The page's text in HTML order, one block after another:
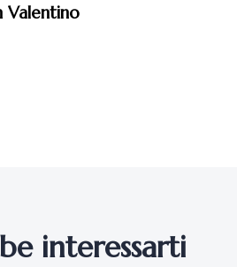
Valentino
interessarti